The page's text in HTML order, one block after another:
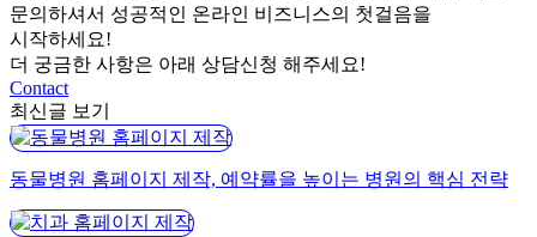
문의하셔서 성공적인 온라인 비즈니스의 첫걸음을
시작하세요!
더 궁금한 사항은 아래 상담신청 해주세요!
Contact
최신글 보기
동물병원 홈페이지 제작, 예약률을 높이는 병원의 핵심 전략